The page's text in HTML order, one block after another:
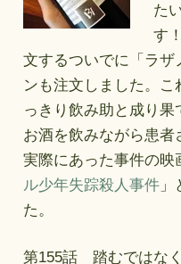
た
す
文するついでに「ラザ
ンも注文しました。
っきり飲み助と成り
お酒を飲みながら患
実際にあった事件の映
ル少年失踪殺人事件
た。
第155話 踏むではな